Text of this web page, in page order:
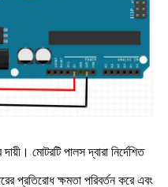
মোটরটি পালস দ্বারা নির্দেশিত
প্রতিরোধ ক্ষমতা পরিবর্তন করে এবং